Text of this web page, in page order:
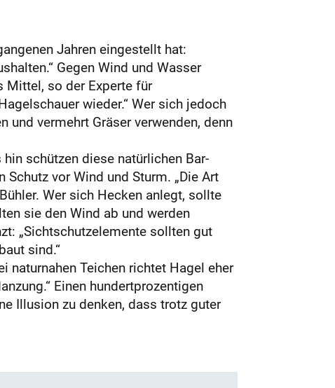
Jahren eingestellt hat:
Gegen Wind und Wasser
Mittel, so der Experte für
wieder.“ Wer sich jedoch
vermehrt Gräser verwenden, denn
hin schützen diese natürlichen Bar­
vor Wind und Sturm. „Die Art
Wer sich Hecken anlegt, sollte
sie den Wind ab und werden
„Sichtschutzelemente sollten gut
sind.“
naturnahen Teichen richtet Hagel eher
Einen hundertprozentigen
Illusion zu denken, dass trotz guter